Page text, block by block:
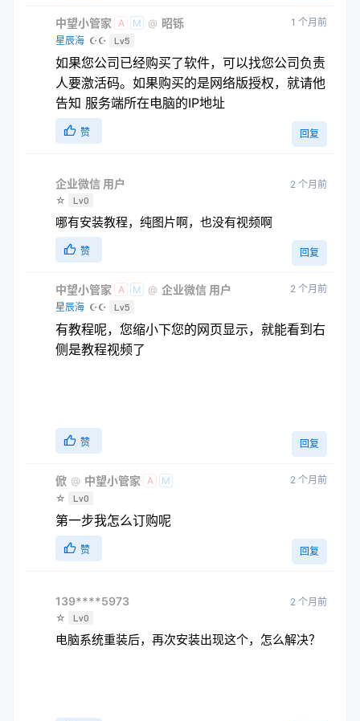
中望小管家 A M @ 昭铄
星辰海 ☪☪ Lv5
1 个月前
如果您公司已经购买了软件，可以找您公司负责
人要激活码。如果购买的是网络版授权，就请他
告知 服务端所在电脑的IP地址
赞 回复
企业微信 用户
☆ Lv0
2 个月前
哪有安装教程，纯图片啊，也没有视频啊
赞 回复
中望小管家 A M @ 企业微信 用户
星辰海 ☪☪ Lv5
2 个月前
有教程呢，您缩小下您的网页显示，就能看到右
侧是教程视频了
赞 回复
俽 @ 中望小管家 A
M
☆
Lv0
2 个月前
第一步我怎么订购呢
赞 回复
139****5973
☆ Lv0
2 个月前
电脑系统重装后，再次安装出现这个，怎么解决？